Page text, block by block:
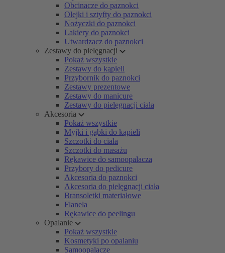
Obcinacze do paznokci
Olejki i sztyfty do paznokci
Nożyczki do paznokci
Lakiery do paznokci
Utwardzacz do paznokci
Zestawy do pielęgnacji
Pokaż wszystkie
Zestawy do kąpieli
Przybornik do paznokci
Zestawy prezentowe
Zestawy do manicure
Zestawy do pielęgnacji ciała
Akcesoria
Pokaż wszystkie
Myjki i gąbki do kąpieli
Szczotki do ciała
Szczotki do masażu
Rękawice do samoopalacza
Przybory do pedicure
Akcesoria do paznokci
Akcesoria do pielęgnacji ciała
Bransoletki materiałowe
Flanela
Rękawice do peelingu
Opalanie
Pokaż wszystkie
Kosmetyki po opalaniu
Samoopalacze